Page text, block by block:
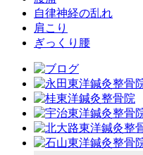
自律神経の乱れ
肩こり
ぎっくり腰